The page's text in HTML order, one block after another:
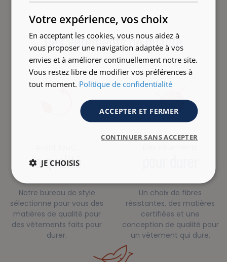
Des vêtements de qualité
la qualité
Notre bureau de style
sélectionne pour vous des
matières de qualité pour
des vêtements faits pour
durer.
Un choix de fibres
résistantes, des matières
certifiées et une
conception de qualité pour
un vêtement qui dure.
Votre expérience, vos choix
En acceptant les cookies, vous nous aidez à
vous proposer une navigation adaptée à vos
envies et à améliorer continuellement notre site.
Vous restez libre de modifier vos préférences à
tout moment. Politique de confidentialité
ACCEPTER ET FERMER
CONTINUER SANS ACCEPTER
JE CHOISIS